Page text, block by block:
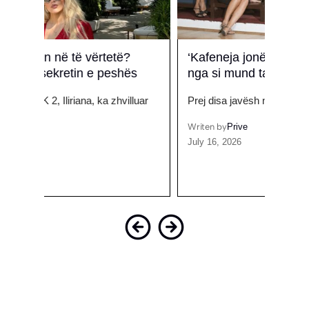
‘Kafeneja jonë’ po rikthehet, ndryshe
nga si mund ta keni pritur!
Prej disa javësh në rrjet ka filluar të ziejë…